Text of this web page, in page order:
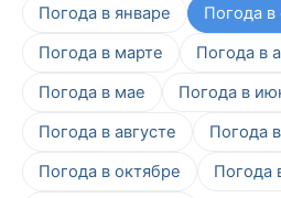
Погода в январе
Погода в
Погода в марте
Погода в
Погода в мае
Погода в
Погода в августе
Погода
Погода в октябре
Погода